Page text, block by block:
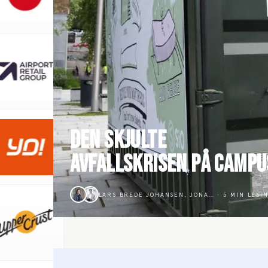
DEN SKJULTE
AVFALLSKRISEN PÅ
LARS BREDE JOHANSEN, JONA… · 5 MIN